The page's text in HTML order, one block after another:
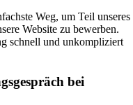
Weg, um Teil unseres
Website zu bewerben.
schnell und unkompliziert
bei